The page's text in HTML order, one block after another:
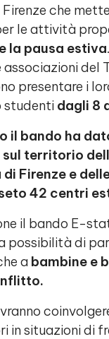
che
le attività
la pausa estiva
associazioni del
presentare i
studenti dagli 8
il bando ha
sul territorio
Firenze e
42 centri
il bando E-
possibilità di
a bambine e
in situazioni di